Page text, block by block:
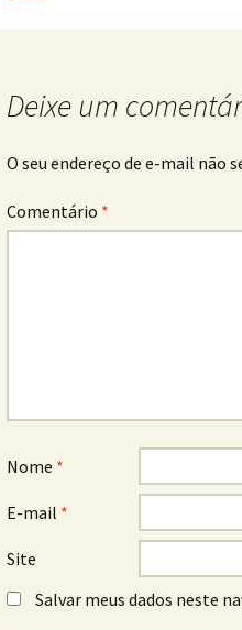
Deixe um
O seu endereço de e-mail não
Comentário *
Nome *
E-mail *
Site
Salvar meus dados neste